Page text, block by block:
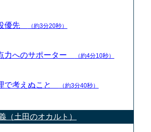
優先 （約3分20秒）
力へのサポーター （約4分10秒）
で考えぬこと （約3分40秒）
（土田のオカルト）